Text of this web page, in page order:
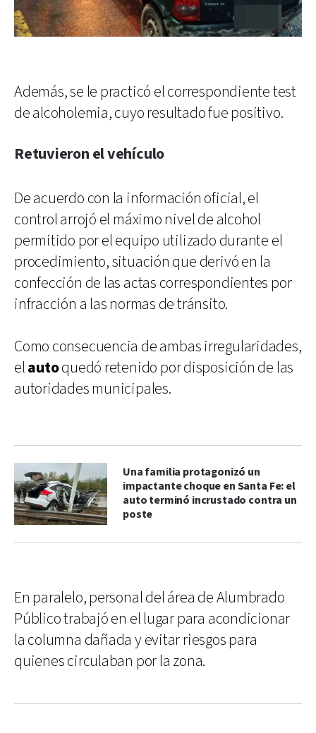
Además, se le practicó el correspondiente test
de alcoholemia, cuyo resultado fue positivo.
Retuvieron el vehículo
De acuerdo con la información oficial, el
control arrojó el máximo nivel de alcohol
permitido por el equipo utilizado durante el
procedimiento, situación que derivó en la
confección de las actas correspondientes por
infracción a las normas de tránsito.
Como consecuencia de ambas irregularidades,
elautoquedó retenido por disposición de las
autoridades municipales.
Una familia protagonizó un
impactante choque en Santa Fe: el
auto terminó incrustado contra un
poste
En paralelo, personal del área de Alumbrado
Público trabajó en el lugar para acondicionar
la columna dañada y evitar riesgos para
quienes circulaban por la zona.